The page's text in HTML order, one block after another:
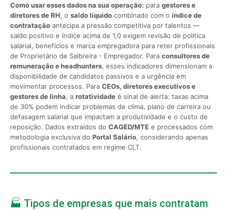
Como usar esses dados na sua operação: para gestores e
diretores de RH, o saldo líquido combinado com o índice de
contratação antecipa a pressão competitiva por talentos —
saldo positivo e índice acima de 1,0 exigem revisão de política
salarial, benefícios e marca empregadora para reter profissionais
de Proprietário de Saibreira - Empregador. Para consultores de
remuneração e headhunters, esses indicadores dimensionam a
disponibilidade de candidatos passivos e a urgência em
movimentar processos. Para CEOs, diretores executivos e
gestores de linha, a rotatividade é sinal de alerta: taxas acima
de 30% podem indicar problemas de clima, plano de carreira ou
defasagem salarial que impactam a produtividade e o custo de
reposição. Dados extraídos do CAGED/MTE e processados com
metodologia exclusiva do Portal Salário, considerando apenas
profissionais contratados em regime CLT.
🏭 Tipos de empresas que mais contratam